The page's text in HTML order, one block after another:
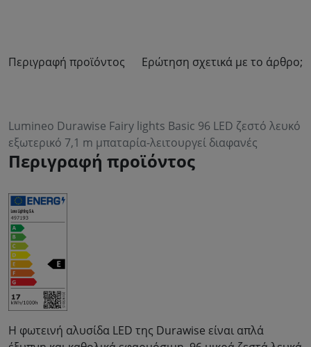
Περιγραφή προϊόντος Ερώτηση σχετικά με το άρθρο;
Lumineo Durawise Fairy lights Basic 96 LED ζεστό λευκό
εξωτερικό 7,1 m μπαταρία-λειτουργεί διαφανές
Περιγραφή προϊόντος
Η φωτεινή αλυσίδα LED της Durawise είναι απλά